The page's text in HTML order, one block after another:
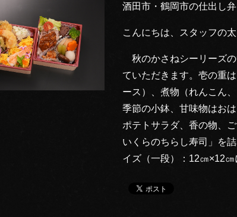
酒田市・鶴岡市の仕出し
こんにちは、スタッフの
秋のかさねシーリーズ
ていただきます。壱の重
ース）、煮物（れんこん
季節の小鉢、甘味物はお
ポテトサラダ、香の物、
いくらのちらし寿司」を
イズ（一段）：12㎝×12